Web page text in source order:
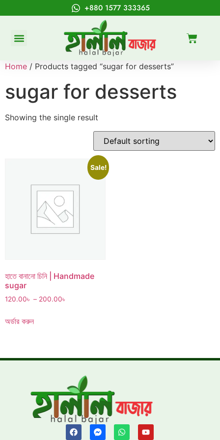
+880 1577 333365
Home / Products tagged “sugar for desserts”
sugar for desserts
Showing the single result
Sale!
হাতে বানানো চিনি | Handmade
sugar
120.00৳ – 200.00৳
অর্ডার করুন